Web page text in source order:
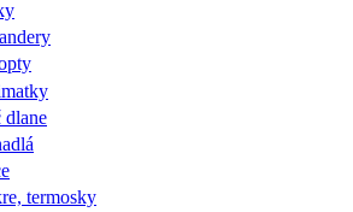
dlane
termosky